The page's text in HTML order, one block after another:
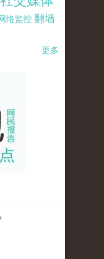
络监控 翻墙
更多
120814.jpg